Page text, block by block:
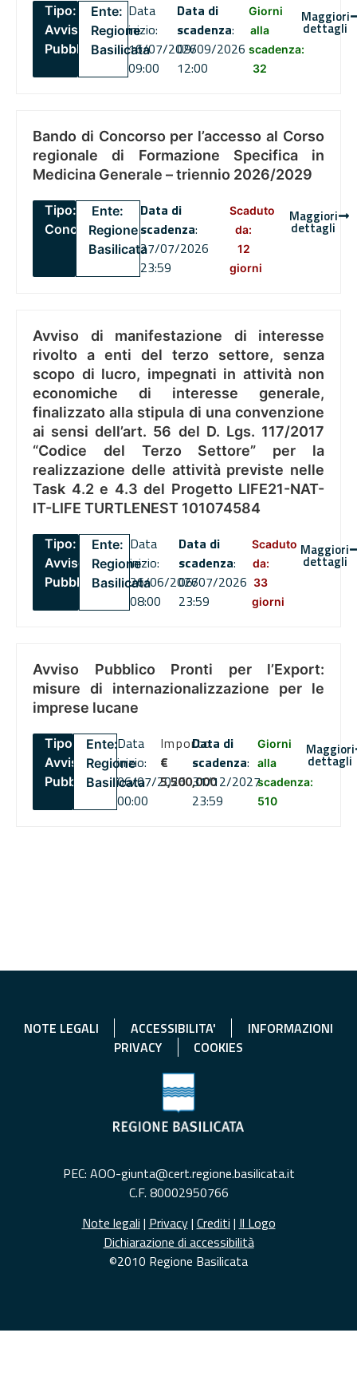
Tipo:
Avviso
Pubblico
Ente:
Regione
Basilicata
Data
inizio:
16/07/2026
09:00
Data di
scadenza:
09/09/2026
12:00
Giorni
alla
scadenza:
32
Maggiori
dettagli
Bando di Concorso per l’accesso al Corso
regionale di Formazione Specifica in
Medicina Generale – triennio 2026/2029
Tipo:
Concorsi
Ente:
Regione
Basilicata
Data di
scadenza:
27/07/2026
23:59
Scaduto
da:
12
giorni
Maggiori
dettagli
Avviso di manifestazione di interesse
rivolto a enti del terzo settore, senza
scopo di lucro, impegnati in attività non
economiche di interesse generale,
finalizzato alla stipula di una convenzione
ai sensi dell’art. 56 del D. Lgs. 117/2017
“Codice del Terzo Settore” per la
realizzazione delle attività previste nelle
Task 4.2 e 4.3 del Progetto LIFE21-NAT-
IT-LIFE TURTLENEST 101074584
Tipo:
Avviso
Pubblico
Ente:
Regione
Basilicata
Data
inizio:
26/06/2026
08:00
Data di
scadenza:
06/07/2026
23:59
Scaduto
da:
33
giorni
Maggiori
dettagli
Avviso Pubblico Pronti per l’Export:
misure di internazionalizzazione per le
imprese lucane
Tipo:
Avviso
Pubblico
Ente:
Regione
Basilicata
Data
inizio:
06/07/2026
00:00
Importo
€
5,500,000
Data di
scadenza:
31/12/2027
23:59
Giorni
alla
scadenza:
510
Maggiori
dettagli
NOTE LEGALI ACCESSIBILITA'
INFORMAZIONI
PRIVACY
COOKIES
PEC: AOO-giunta@cert.regione.basilicata.it
C.F. 80002950766
Note legali | Privacy| Crediti | Il Logo
Dichiarazione di accessibilità
©2010 Regione Basilicata